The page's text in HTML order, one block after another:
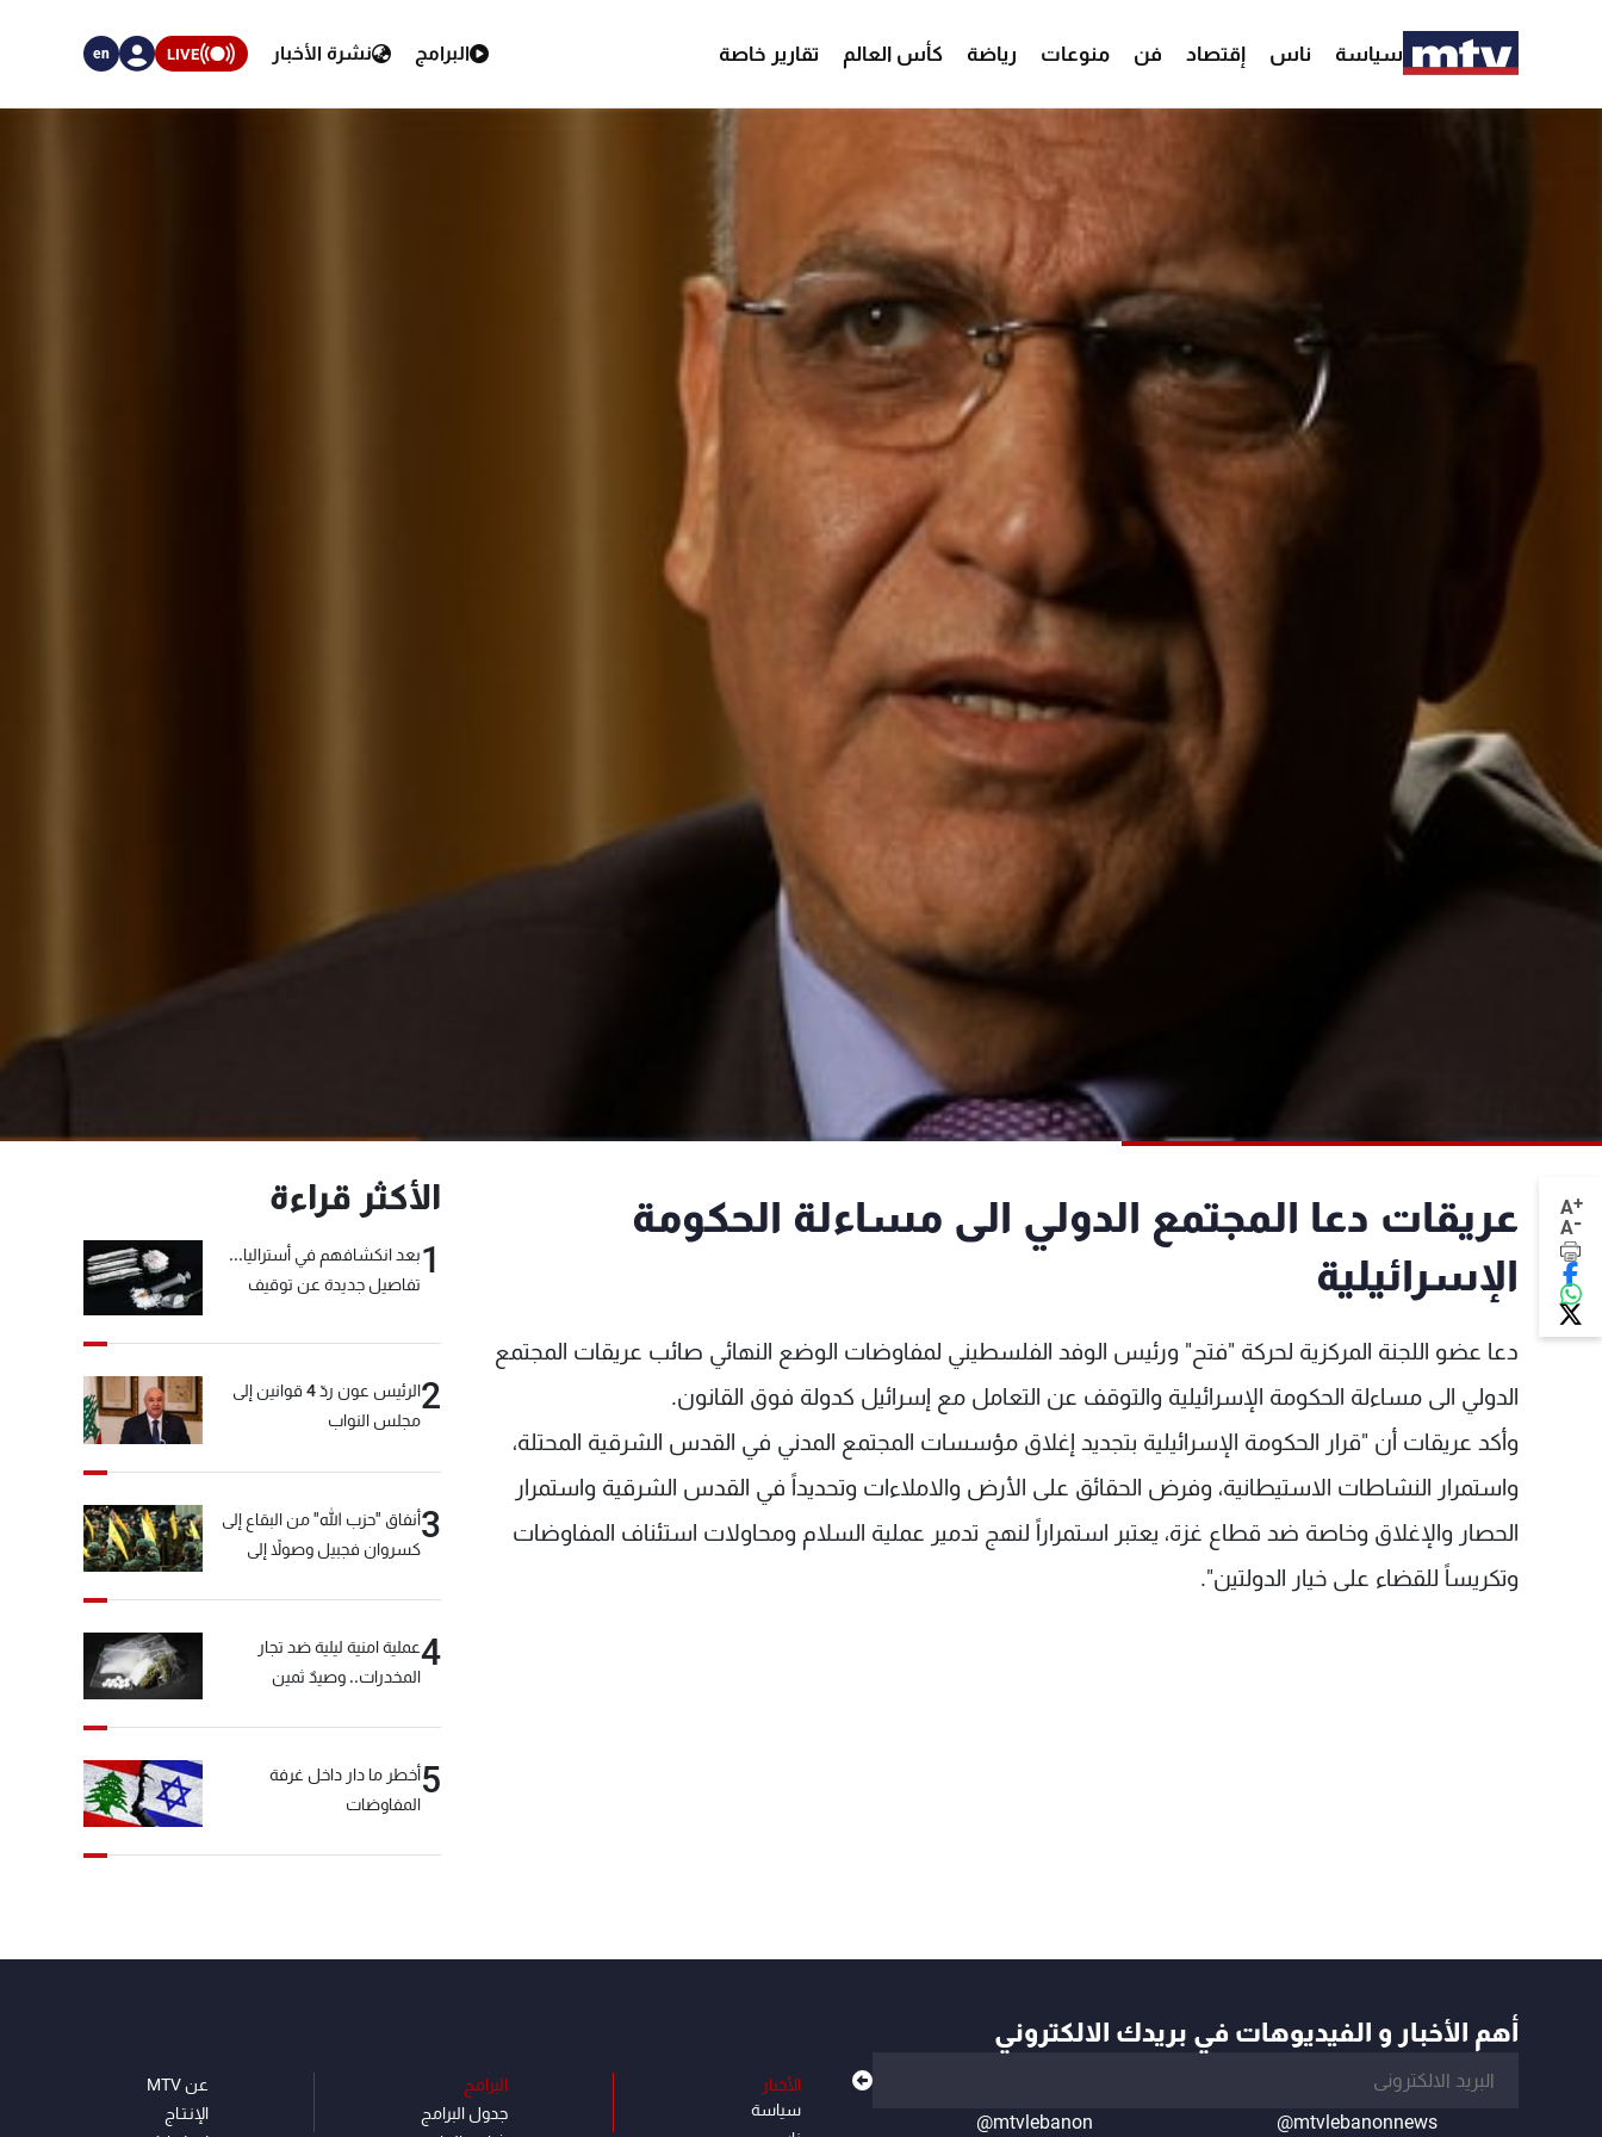
سياسة ناس إقتصاد فن منوعات رياضة كأس العالم تقارير خاصة البرامج نشرة الأخبار LIVE
en
A+
A-
عريقات دعا المجتمع الدولي الى مساءلة الحكومة
الإسرائيلية
دعا عضو اللجنة المركزية لحركة "فتح" ورئيس الوفد الفلسطيني لمفاوضات الوضع النهائي صائب عريقات المجتمع
الدولي الى مساءلة الحكومة الإسرائيلية والتوقف عن التعامل مع إسرائيل كدولة فوق القانون.
وأكد عريقات أن "قرار الحكومة الإسرائيلية بتجديد إغلاق مؤسسات المجتمع المدني في القدس الشرقية المحتلة،
واستمرار النشاطات الاستيطانية، وفرض الحقائق على الأرض والاملاءات وتحديداً في القدس الشرقية واستمرار
الحصار والإغلاق وخاصة ضد قطاع غزة، يعتبر استمراراً لنهج تدمير عملية السلام ومحاولات استئناف المفاوضات
وتكريساً للقضاء على خيار الدولتين".
الأكثر قراءة
1بعد انكشافهم في أستراليا...
تفاصيل جديدة عن توقيف
2
الرئيس عون ردّ 4 قوانين إلى
مجلس النواب
3أنفاق "حزب الله" من البقاع إلى
كسروان فجبيل وصولاً إلى
4عملية امنية ليلية ضد تجار
المخدرات.. وصيدٌ ثمين
5أخطر ما دار داخل غرفة
المفاوضات
أهم الأخبار و الفيديوهات في بريدك الالكتروني
@mtvlebanonnews
@mtvlebanon
الأخبار
سياسة
البرامج
جدول البرامج
عن MTV
الإنـتـاج